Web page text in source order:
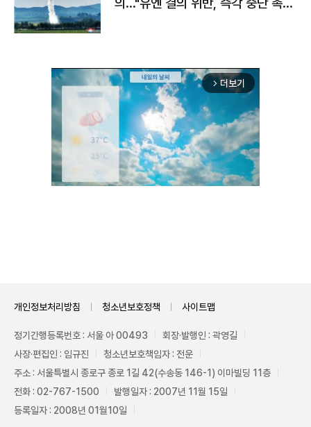
arrow_forward_ios 더보기
개인정보처리방침 청소년보호정책 사이트맵
정기간행등록번호 : 서울 아 00493
회장·발행인 : 곽영길
사장·편집인 : 임규진
청소년보호책임자 : 전운
주소 : 서울특별시 종로구 종로 1길 42(수송동 146-1) 이마빌딩 11층
전화 : 02-767-1500
발행일자 : 2007년 11월 15일
등록일자 : 2008년 01월10일